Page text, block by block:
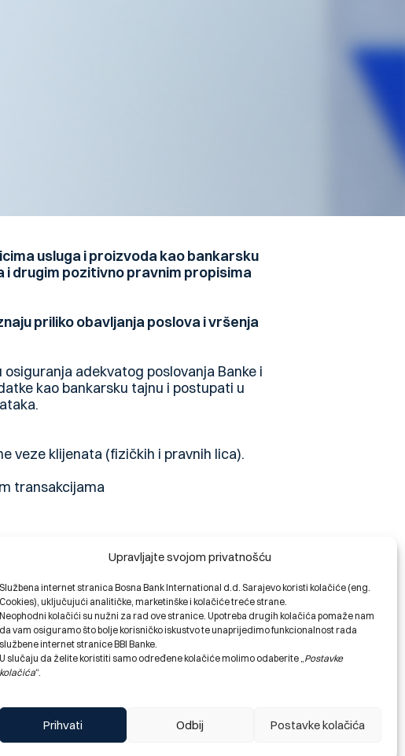
Upravljajte svojom privatnošću
Službena internet stranica Bosna Bank International d.d. Sarajevo koristi kolačiće (eng.
Cookies), uključujući analitičke, marketinške i kolačiće treće strane.
Neophodni kolačići su nužni za rad ove stranice. Upotreba drugih kolačića pomaže nam
da vam osiguramo što bolje korisničko iskustvo te unaprijedimo funkcionalnost rada
službene internet stranice BBI Banke.
U slučaju da želite koristiti samo određene kolačiće molimo odaberite „Postavke
kolačića“.
Prihvati Odbij Postavke kolačića
usluga i proizvoda kao bankarsku
i drugim pozitivno pravnim propisima
priliko obavljanja poslova i vršenja
adekvatog poslovanja Banke i
kao bankarsku tajnu i postupati u
veze klijenata (fizičkih i pravnih lica).
transakcijama
koje se ti podaci odnose.
ili može da se utvrdi identitet
osim u slučajevima predviđenim